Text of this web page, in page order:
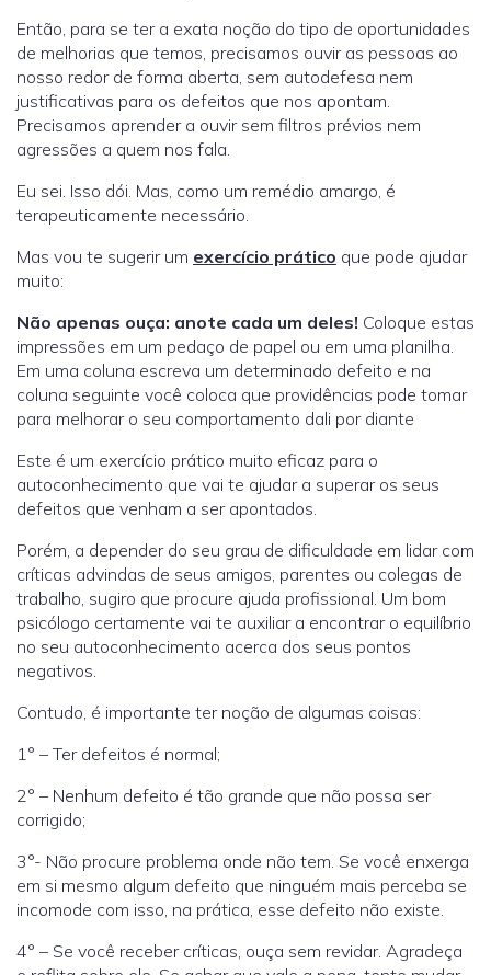
Então, para se ter a exata noção do tipo de oportunidades
de melhorias que temos, precisamos ouvir as pessoas ao
nosso redor de forma aberta, sem autodefesa nem
justificativas para os defeitos que nos apontam.
Precisamos aprender a ouvir sem filtros prévios nem
agressões a quem nos fala.
Eu sei. Isso dói. Mas, como um remédio amargo, é
terapeuticamente necessário.
Mas vou te sugerir um exercício prático que pode ajudar
muito:
Não apenas ouça: anote cada um deles! Coloque estas
impressões em um pedaço de papel ou em uma planilha.
Em uma coluna escreva um determinado defeito e na
coluna seguinte você coloca que providências pode tomar
para melhorar o seu comportamento dali por diante
Este é um exercício prático muito eficaz para o
autoconhecimento que vai te ajudar a superar os seus
defeitos que venham a ser apontados.
Porém, a depender do seu grau de dificuldade em lidar com
críticas advindas de seus amigos, parentes ou colegas de
trabalho, sugiro que procure ajuda profissional. Um bom
psicólogo certamente vai te auxiliar a encontrar o equilíbrio
no seu autoconhecimento acerca dos seus pontos
negativos.
Contudo, é importante ter noção de algumas coisas:
1° – Ter defeitos é normal;
2° – Nenhum defeito é tão grande que não possa ser
corrigido;
3°- Não procure problema onde não tem. Se você enxerga
em si mesmo algum defeito que ninguém mais perceba se
incomode com isso, na prática, esse defeito não existe.
4° – Se você receber críticas, ouça sem revidar. Agradeça